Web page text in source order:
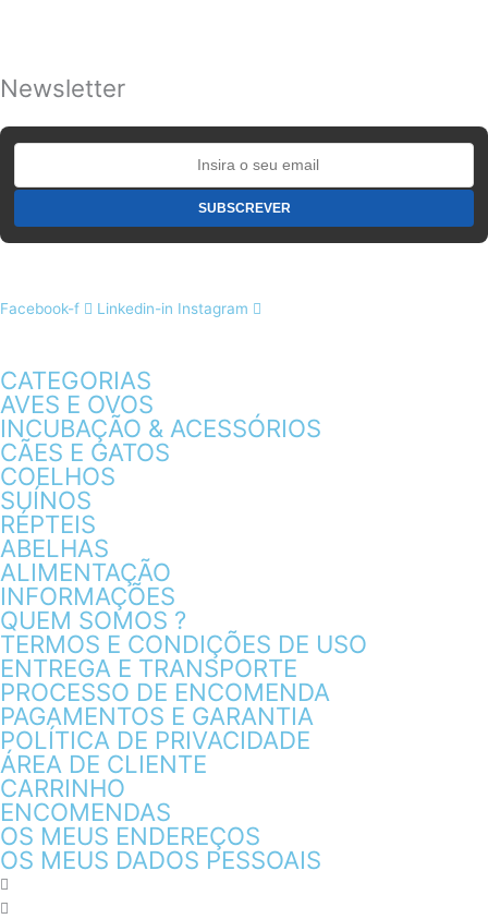
Newsletter
Facebook-f Linkedin-in Instagram
CATEGORIAS
AVES E OVOS
INCUBAÇÃO & ACESSÓRIOS
CÃES E GATOS
COELHOS
SUÍNOS
RÉPTEIS
ABELHAS
ALIMENTAÇÃO
INFORMAÇÕES
QUEM SOMOS ?
TERMOS E CONDIÇÕES DE USO
ENTREGA E TRANSPORTE
PROCESSO DE ENCOMENDA
PAGAMENTOS E GARANTIA
POLÍTICA DE PRIVACIDADE
ÁREA DE CLIENTE
CARRINHO
ENCOMENDAS
OS MEUS ENDEREÇOS
OS MEUS DADOS PESSOAIS